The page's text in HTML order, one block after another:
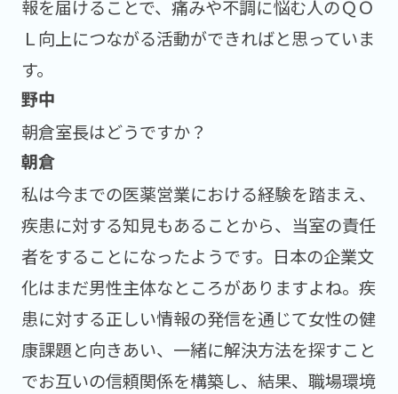
報を届けることで、痛みや不調に悩む人のＱＯ
Ｌ向上につながる活動ができればと思っていま
す。
朝倉室長はどうですか？
私は今までの医薬営業における経験を踏まえ、
疾患に対する知見もあることから、当室の責任
者をすることになったようです。日本の企業文
化はまだ男性主体なところがありますよね。疾
患に対する正しい情報の発信を通じて女性の健
康課題と向きあい、一緒に解決方法を探すこと
でお互いの信頼関係を構築し、結果、職場環境